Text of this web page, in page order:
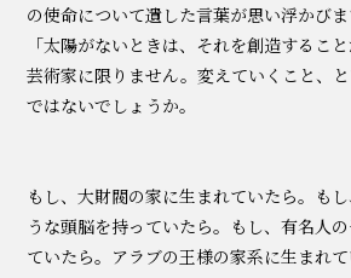
の使命について遺した言葉が思い浮かびま
「太陽がないときは、それを創造すること
芸術家に限りません。変えていくこと、
ではないでしょうか。
もし、大財閥の家に生まれていたら。も
うな頭脳を持っていたら。もし、有名人
ていたら。アラブの王様の家系に生まれて